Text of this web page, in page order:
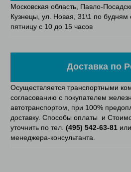
Московская область, Павло-
Кузнецы, ул. Новая, 31\1 по будням
пятницу с 10 до 15 часов
Доставка по
Осуществляется транспортными
согласованию с покупателем
автотранспортом, при 100%
доставку. Способы оплаты и
уточнить по тел. (495) 542-63-81 или
менеджера-консультанта.